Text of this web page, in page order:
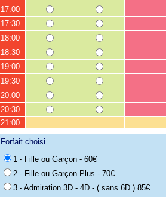
17:00
17:30
18:00
18:30
19:00
19:30
20:00
20:30
21:00
Forfait choisi
1 - Fille ou Garçon - 60€
2 - Fille ou Garçon Plus - 70€
3 - Admiration 3D - 4D - ( sans 6D ) 85€